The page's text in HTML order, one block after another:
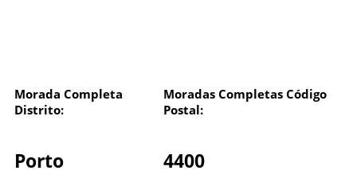
Morada Completa
Distrito:
Moradas Completas Código
Postal:
Porto 4400